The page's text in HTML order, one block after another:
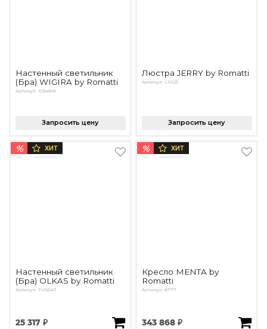
Настенный светильник
(Бра) WIGIRA by Romatti
Артикул: 10348W
Запросить цену
Люстра JERRY by Romatti
Артикул: L16123
Запросить цену
% ХИТ
Настенный светильник
(Бра) OLKAS by Romatti
Артикул: TH5047
25 317 ₽
% ХИТ
Кресло MENTA by
Romatti
Артикул: 8777
343 868 ₽